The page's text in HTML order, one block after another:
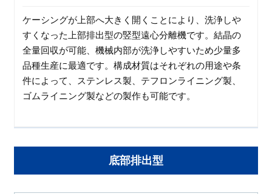
ケーシングが上部へ大きく開くことにより、洗浄しや
すくなった上部排出型の竪型遠心分離機です。結晶の
全量回収が可能、機械内部が洗浄しやすいため少量多
品種生産に最適です。構成材質はそれぞれの用途や条
件によって、ステンレス製、テフロンライニング製、
ゴムライニング製などの製作も可能です。
底部排出型